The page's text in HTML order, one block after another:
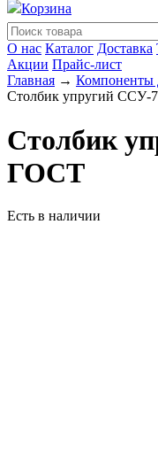
Корзина
О нас Каталог Доставка
Акции Прайс-лист
Главная → Компоненты
Столбик упругий ССУ-
Столбик
ГОСТ
Есть в наличии